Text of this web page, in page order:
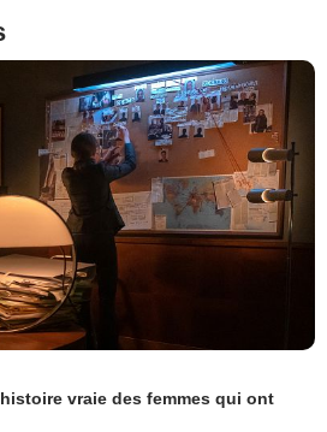
vraie des femmes qui ont